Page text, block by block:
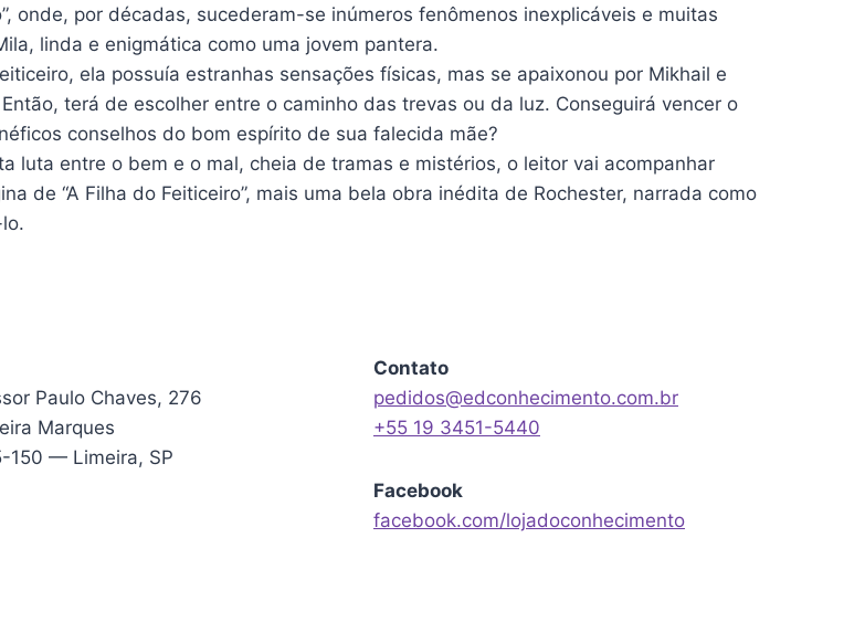
onde, por décadas, sucederam-se inúmeros fenômenos inexplicáveis e muitas
linda e enigmática como uma jovem pantera.
ela possuía estranhas sensações físicas, mas se apaixonou por Mikhail e
terá de escolher entre o caminho das trevas ou da luz. Conseguirá vencer o
conselhos do bom espírito de sua falecida mãe?
luta entre o bem e o mal, cheia de tramas e mistérios, o leitor vai acompanhar
de “A Filha do Feiticeiro”, mais uma bela obra inédita de Rochester, narrada como
Paulo Chaves, 276
Marques
150 — Limeira, SP
Contato
pedidos@edconhecimento.com.br
+55 19 3451-5440
Facebook
facebook.com/lojadoconhecimento